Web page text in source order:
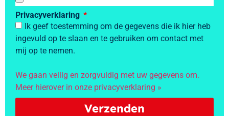
Privacyverklaring
Ik geef toestemming om de gegevens die ik hier heb
ingevuld op te slaan en te gebruiken om contact met
mij op te nemen.
We gaan veilig en zorgvuldig met uw gegevens om.
Meer hierover in onze privacyverklaring »
Verzenden